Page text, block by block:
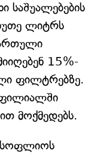
საშუალებების
ლიტრს
15%-
ფილტრებზე.
ფილიალში
მოქმედებს.